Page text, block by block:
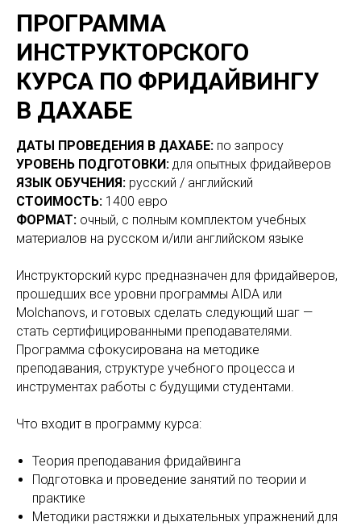
ПРОГРАММА
ИНСТРУКТОРСКОГО
КУРСА ПО ФРИДАЙВИНГУ
В ДАХАБЕ
ДАТЫ ПРОВЕДЕНИЯ В ДАХАБЕ: по запросу
УРОВЕНЬ ПОДГОТОВКИ: для опытных фридайверов
ЯЗЫК ОБУЧЕНИЯ: русский / английский
СТОИМОСТЬ: 1400 евро
ФОРМАТ: очный, с полным комплектом учебных
материалов на русском и/или английском языке
Инструкторский курс предназначен для фридайверов,
прошедших все уровни программы AIDA или
Molchanovs, и готовых сделать следующий шаг —
стать сертифицированными преподавателями.
Программа сфокусирована на методике
преподавания, структуре учебного процесса и
инструментах работы с будущими студентами.
Что входит в программу курса:
Теория преподавания фридайвинга
Подготовка и проведение занятий по теории и
практике
Методики растяжки и дыхательных упражнений для